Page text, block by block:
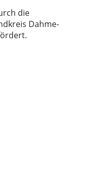
die
Dahme-